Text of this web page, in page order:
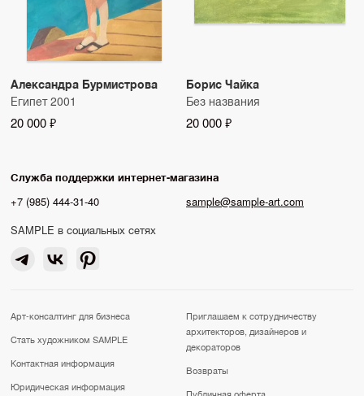
Александра Бурмистрова
Египет 2001
20 000 ₽
Борис Чайка
Без названия
20 000 ₽
Служба поддержки интернет-магазина
+7 (985) 444-31-40
sample@sample-art.com
SAMPLE в социальных сетях
Арт-консалтинг для бизнеса
Стать художником SAMPLE
Контактная информация
Юридическая информация
Приглашаем к сотрудничеству
архитекторов, дизайнеров и
декораторов
Возвраты
Публичная оферта